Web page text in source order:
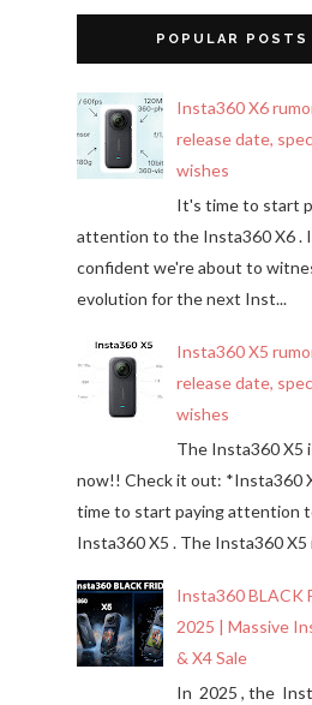
POPULAR POSTS
Insta360 X6
release date,
wishes
It's time to start
attention to the Insta360 X6 .
confident we're about to
evolution for the next Inst...
Insta360 X5
release date,
wishes
The Insta360 X5
now!! Check it out: *Insta360
time to start paying attention
Insta360 X5 . The Insta360 X5
Insta360 BLACK
2025 | Massive
& X4 Sale
In 2025 , the